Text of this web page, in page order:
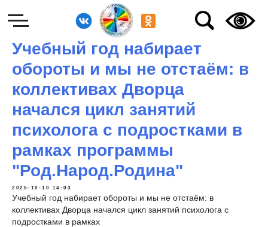
Учебный год набирает
обороты и мы не отстаём: в
коллективах Дворца
начался цикл занятий
психолога с подростками в
рамках программы
"Род.Народ.Родина"
2025-10-10 14:03
Учебный год набирает обороты и мы не отстаём: в
коллективах Дворца начался цикл занятий психолога с
подростками в рамках